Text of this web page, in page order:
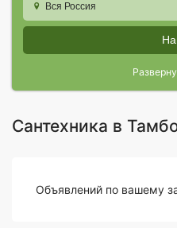
Вся Россия
Сантехника в
Объявлений по вашему